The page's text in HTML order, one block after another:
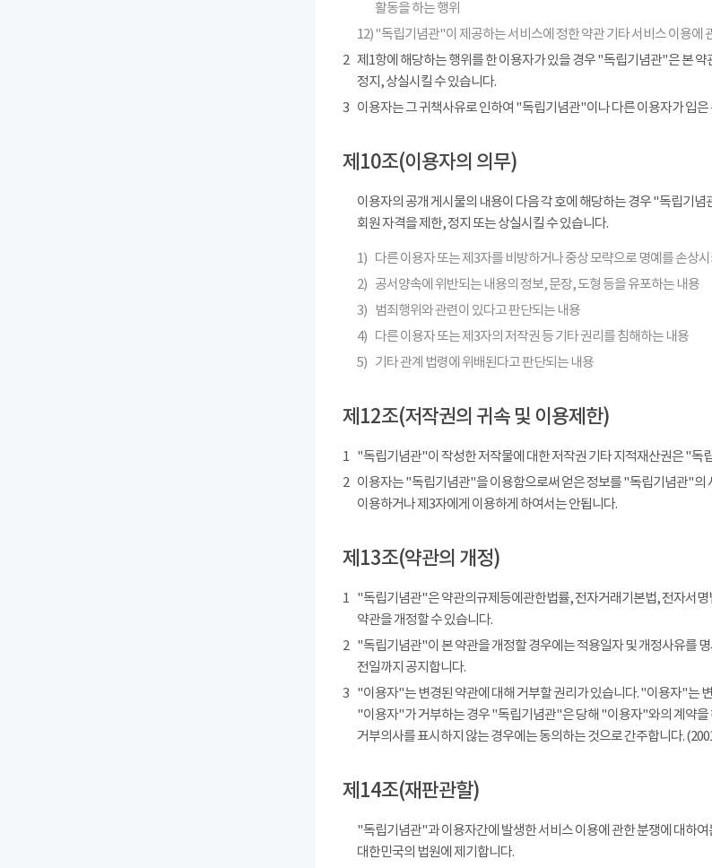
활동을 하는 행위
12)"독립기념관"이 제공하는 서비스에 정한 약관 기타 서비스 이용에
2 제1항에 해당하는 행위를 한 이용자가 있을 경우 "독립기념관"은 본
정지, 상실시킬 수 있습니다.
3 이용자는 그 귀책사유로 인하여 "독립기념관"이나 다른 이용자가 입은
제10조(이용자의 의무)
이용자의 공개 게시물의 내용이 다음 각 호에 해당하는 경우 "독립기
회원 자격을 제한, 정지 또는 상실시킬 수 있습니다.
1) 다른 이용자 또는 제3자를 비방하거나 중상 모략으로 명예를 손상
2) 공서양속에 위반되는 내용의 정보, 문장, 도형 등을 유포하는 내용
3)
범죄행위와 관련이 있다고 판단되는 내용
4) 다른 이용자 또는 제3자의 저작권 등 기타 권리를 침해하는 내용
5) 기타 관계 법령에 위배된다고 판단되는 내용
제12조(저작권의 귀속 및 이용제한)
1 "독립기념관"이 작성한 저작물에 대한 저작권 기타 지적재산권은 "독
2 이용자는 "독립기념관"을 이용함으로써 얻은 정보를 "독립기념관"의
이용하거나 제3자에게 이용하게 하여서는 안됩니다.
제13조(약관의 개정)
1 "독립기념관"은 약관의규제등에관한법률, 전자거래기본법, 전자서
약관을 개정할 수 있습니다.
2 "독립기념관"이 본 약관을 개정할 경우에는 적용일자 및 개정사유를
전일까지 공지합니다.
3 "이용자"는 변경된 약관에 대해 거부할 권리가 있습니다. "이용자"는
"이용자"가 거부하는 경우 "독립기념관"은 당해 "이용자"와의 계약을
거부의사를 표시하지 않는 경우에는 동의하는 것으로 간주합니다.
제14조(재판관할)
"독립기념관"과 이용자간에 발생한 서비스 이용에 관한 분쟁에 대하
대한민국의 법원에 제기합니다.